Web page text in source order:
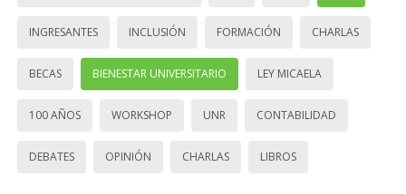
INGRESANTES INCLUSIÓN FORMACIÓN CHARLAS
BECAS BIENESTAR UNIVERSITARIO LEY MICAELA
100 AÑOS WORKSHOP UNR CONTABILIDAD
DEBATES OPINIÓN CHARLAS LIBROS